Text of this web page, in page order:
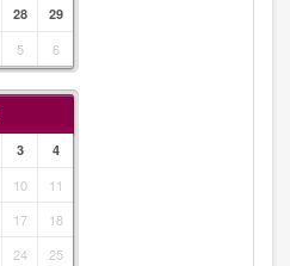
28
29
5 6
3 4
10
11
17
18
24
25